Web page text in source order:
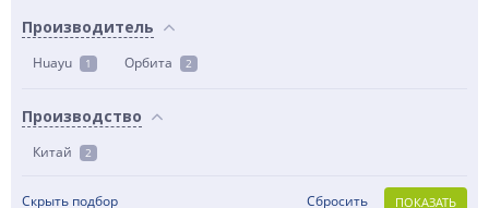
Производитель
Huayu 1 Орбита 2
Производство
Китай 2
Скрыть подбор ПОКАЗАТЬ
Сбросить